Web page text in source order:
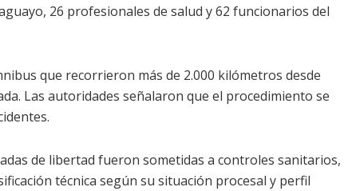
26 profesionales de salud y 62 funcionarios del
que recorrieron más de 2.000 kilómetros desde
Las autoridades señalaron que el procedimiento se
de libertad fueron sometidas a controles sanitarios,
técnica según su situación procesal y perfil